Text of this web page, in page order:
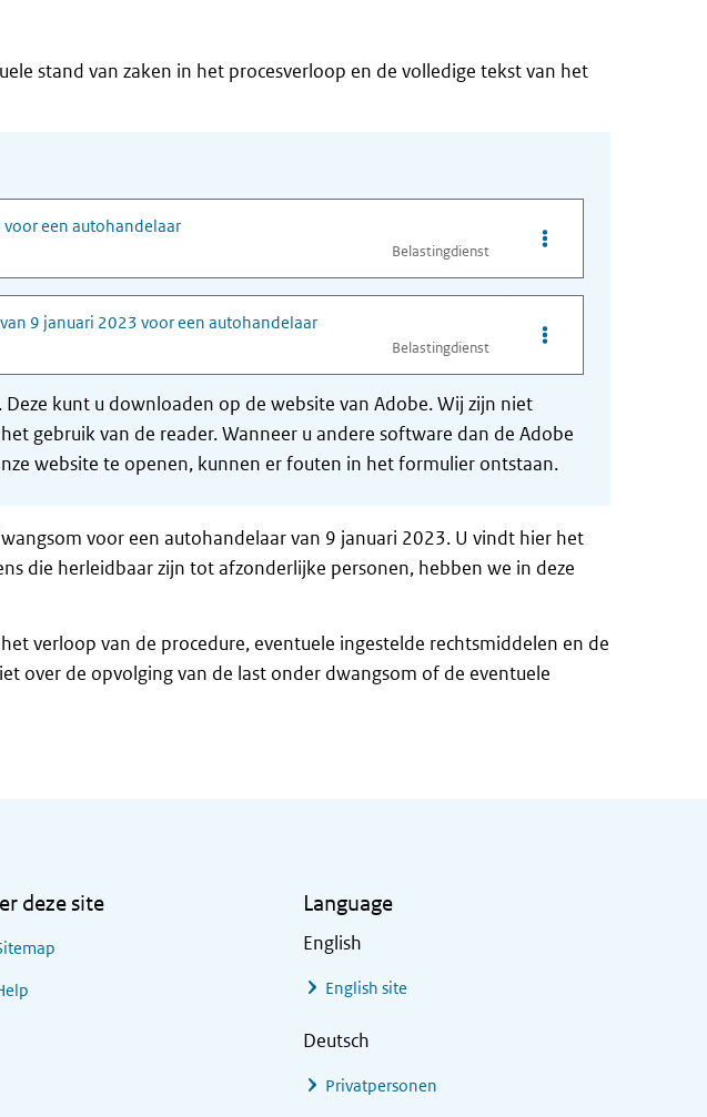
stand van zaken in het procesverloop en de volledige tekst van het
een autohandelaar
Belastingdienst
Opties van bestand
9 januari 2023 voor een autohandelaar
Belastingdienst
Opties van bestand
kunt u downloaden op de website van Adobe. Wij zijn niet
gebruik van de reader. Wanneer u andere software dan de Adobe
website te openen, kunnen er fouten in het formulier ontstaan.
voor een autohandelaar van 9 januari 2023. U vindt hier het
die herleidbaar zijn tot afzonderlijke personen, hebben we in deze
verloop van de procedure, eventuele ingestelde rechtsmiddelen en de
over de opvolging van de last onder dwangsom of de eventuele
deze site Language
English
English site
Deutsch
Privatpersonen